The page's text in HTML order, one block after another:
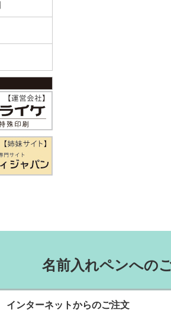
名前入れペンへの
インターネットからのご注文